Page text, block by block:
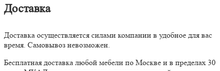
Доставка
Доставка осуществляется силами компании в удобное для вас
время. Самовывоз невозможен.
Бесплатная доставка любой мебели по Москве и в пределах 30